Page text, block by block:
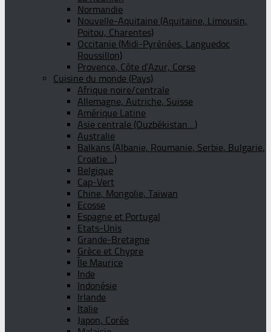
Normandie
Nouvelle-Aquitaine (Aquitaine, Limousin,
Poitou, Charentes)
Occitanie (Midi-Pyrénées, Languedoc
Roussillon)
Provence, Côte d’Azur, Corse
Cuisine du monde (Pays)
Afrique noire/centrale
Allemagne, Autriche, Suisse
Amérique Latine
Asie centrale (Ouzbékistan…)
Australie
Balkans (Albanie, Roumanie, Serbie, Bulgarie,
Croatie…)
Belgique
Cap-Vert
Chine, Mongolie, Taïwan
Ecosse
Espagne et Portugal
Etats-Unis
Grande-Bretagne
Grèce et Chypre
Île Maurice
Inde
Indonésie
Irlande
Italie
Japon, Corée